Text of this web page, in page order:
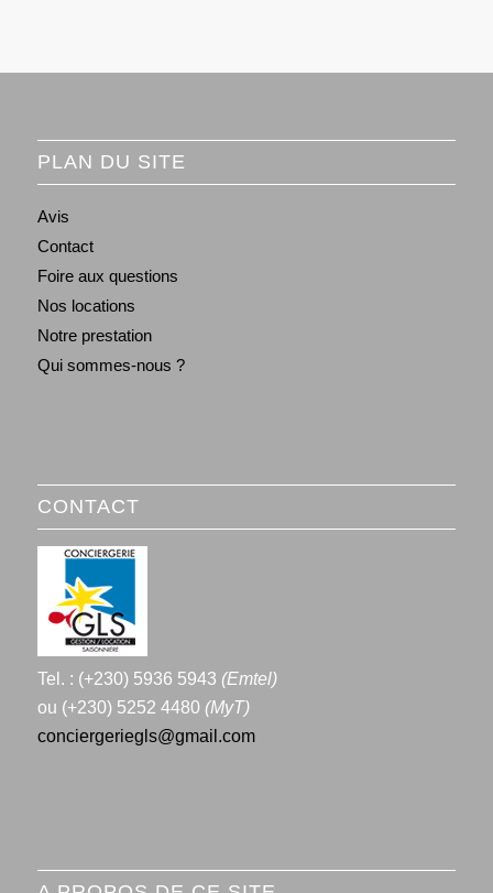
PLAN DU SITE
Avis
Contact
Foire aux questions
Nos locations
Notre prestation
Qui sommes-nous ?
CONTACT
Tel. : (+230) 5936 5943 (Emtel)
ou (+230) 5252 4480 (MyT)
conciergeriegls@gmail.com